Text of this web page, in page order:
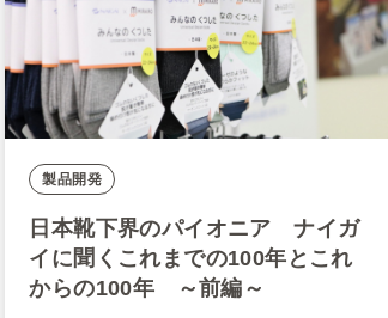
製品開発
日本靴下界のパイオニア ナイガ
イに聞くこれまでの100年とこれ
からの100年 ～前編～